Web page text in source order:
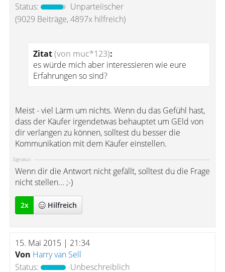
Status:
Unparteiischer
(9029 Beiträge, 4897x hilfreich)
Zitat(von muc*123):
es würde mich aber interessieren wie eure
Erfahrungen so sind?
Meist - viel Lärm um nichts. Wenn du das Gefühl hast,
dass der Käufer irgendetwas behauptet um GEld von
dir verlangen zu können, solltest du besser die
Kommunikation mit dem Käufer einstellen.
Signatur:
Wenn dir die Antwort nicht gefällt, solltest du die Frage
nicht stellen... ;-)
2x Hilfreich
15. Mai 2015 | 21:34
Von Harry van Sell
Status:
Unbeschreiblich